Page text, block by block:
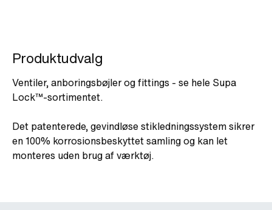
Produktudvalg
Ventiler, anboringsbøjler og fittings - se hele Supa
Lock™-sortimentet.
Det patenterede, gevindløse stikledningssystem sikrer
en 100% korrosionsbeskyttet samling og kan let
monteres uden brug af værktøj.